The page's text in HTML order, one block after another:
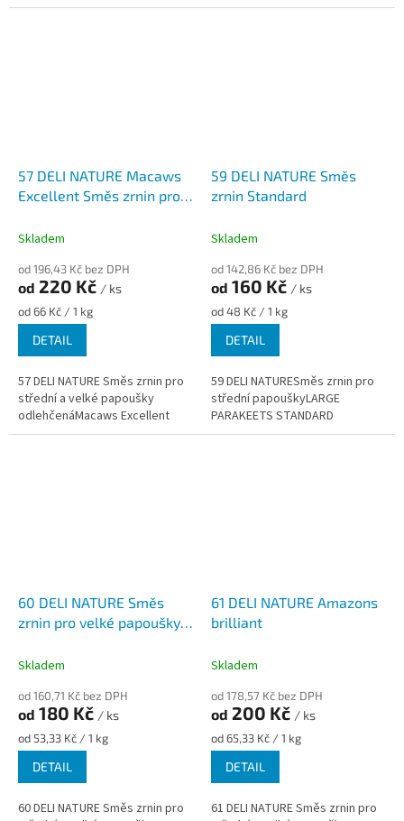
57 DELI NATURE Macaws
Excellent Směs zrnin pro
Skladem
od 196,43 Kč bez DPH
od 220 Kč / ks
Měrná
cena:
od 66 Kč / 1 kg
DETAIL
57 DELI NATURE Směs zrnin pro
střední a velké papoušky
odlehčenáMacaws Excellent
59 DELI NATURE Směs
zrnin Standard
Skladem
od 142,86 Kč bez DPH
od 160 Kč / ks
Měrná
cena:
od 48 Kč / 1 kg
DETAIL
59 DELI NATURESměs zrnin pro
střední papouškyLARGE
PARAKEETS STANDARD
60 DELI NATURE Směs
zrnin pro velké papoušky s
Skladem
od 160,71 Kč bez DPH
od 180 Kč / ks
Měrná
cena:
od 53,33 Kč / 1 kg
DETAIL
60 DELI NATURE Směs zrnin pro
61 DELI NATURE Amazons
brilliant
Skladem
od 178,57 Kč bez DPH
od 200 Kč / ks
Měrná
cena:
od 65,33 Kč / 1 kg
DETAIL
61 DELI NATURE Směs zrnin pro